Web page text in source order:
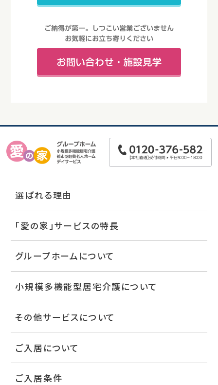
選ばれる理由
「愛の家」サービスの特長
グループホームについて
小規模多機能型居宅介護について
その他サービスについて
ご入居について
ご入居条件